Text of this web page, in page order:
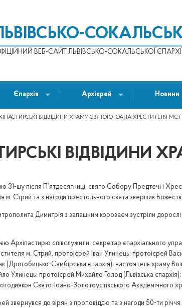
ВЕБ-САЙТ ЛЬВІВСЬКО-СОКАЛЬСЬКОЇ
Єпархія Архієрей Новини
ВІДВІДИНИ ХРАМУ СВЯТОГО ІОАНА ХРЕСТИТЕЛЯ
ВІДВІДИНИ
31-шу після П’ятдесятниці, свято Собору Предтечі і
м. Стрий та з нагоди престольного свята звершив
Димитрія з запашним короваєм зустріли
Архіпастирю співслужили: секретар єпархіального
м. Стрий, протоієрей Іван Улинець; протоієрей
(Дрогобицько-Самбірська єпархія); настоятель храму
Улинець; протоієрей Михайло Голод (Львівська
Свято-Іоано-Золотоустівського Академічного
звернувся до вірян з проповіддю та з нагоди 50-ти